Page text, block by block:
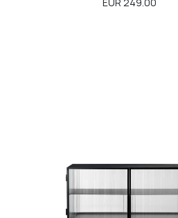
EUR 249.00